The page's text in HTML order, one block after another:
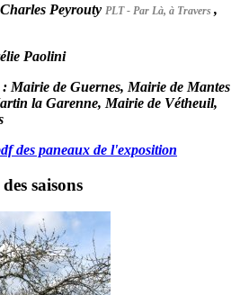
Charles Peyrouty PLT - Par Là, à Travers ,
Paolini
: Mairie de Guernes, Mairie de Mantes
la Garenne, Mairie de Vétheuil,
des paneaux de l'exposition
saisons